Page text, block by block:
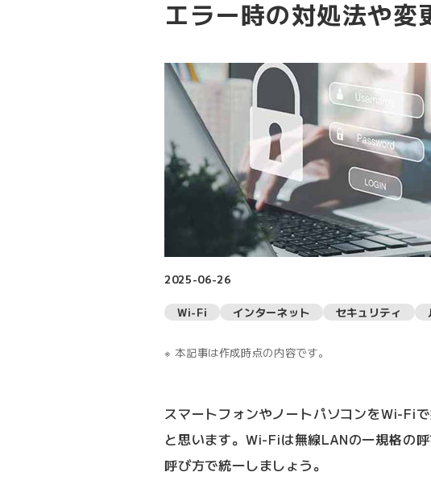
エラー時の対処法や変
2025-06-26
Wi-Fi インターネット セキュリティ
本記事は作成時点の内容です。
スマートフォンやノートパソコンをWi-Fi
と思います。Wi-Fiは無線LANの一規格の
呼び方で統一しましょう。